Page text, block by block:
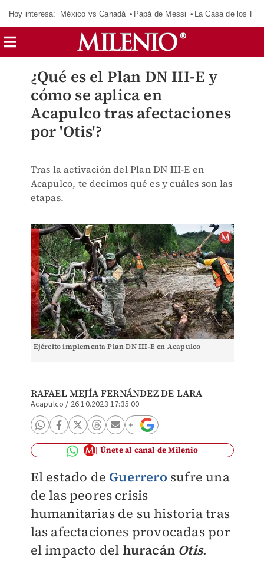
Hoy interesa: México vs Canadá Papá de Messi La Casa de los
¿Qué es el Plan DN III-E y
cómo se aplica en
Acapulco tras afectaciones
por 'Otis'?
Tras la activación del Plan DN III-E en
Acapulco, te decimos qué es y cuáles son las
etapas.
Ejército implementa Plan DN III-E en Acapulco
RAFAEL MEJÍA FERNÁNDEZ DE LARA
Acapulco / 26.10.2023 17:35:00
Únete al canal de Milenio
El estado de Guerrero sufre una
de las peores crisis
humanitarias de su historia tras
las afectaciones provocadas por
el impacto del huracán Otis.